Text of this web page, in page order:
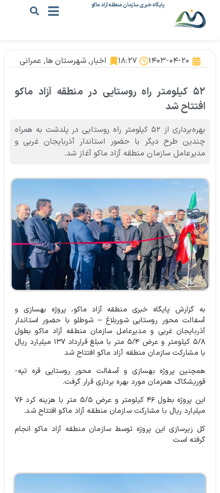
پایگاه خبری سازمان منطقه آزاد ماکو
۱۴۰۳-۰۴-۲۰ ۱۸:۲۷ اخبار, شهرستان ها, عمرانی
۵۲ کیلومتر راه روستایی در منطقه آزاد ماکو
افتتاح شد
بهره‌برداری از ۵۲ کیلومتر راه روستایی در پلدشت به همراه
چندین طرح دیگر با حضور استاندار آذربایجان غربی و
مدیرعامل سازمان منطقه آزاد ماکو آغاز شد.
به گزارش پایگاه خبری منطقه آزاد ماکو، پروژه بهسازی و
آسفالت محور روستایی شوربلاغ – شوطلو با حضور استاندار
آذربایجان غربی و مدیرعامل سازمان منطقه آزاد ماکو بطول
۵/۸ کیلومتر و عرض ۵/۴ متر با مبلغ قرارداد ۱۳۷ میلیارد ریال
با مشارکت سازمان منطقه آزاد ماکو افتتاح شد
همچنین پروژه بهسازی و آسفالت محور روستایی قره تپه-
قوریشکاک همزمان مورد بهره برداری قرار گرفت.
این پروژه بطول ۴۶ کیلومتر و عرض ۵/۵ متر با هزینه کرد ۷۶
میلیارد ریال با مشارکت سازمان منطقه آزاد ماکو افتتاح شد.
کل زیرسازی این پروژه توسط سازمان منطقه آزاد ماکو انجام
گرفته است